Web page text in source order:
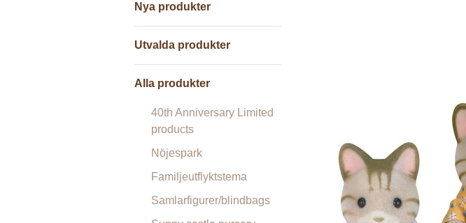
Nya produkter
Utvalda produkter
Alla produkter
40th Anniversary Limited
products
Nöjespark
Familjeutflyktstema
Samlarfigurer/blindbags